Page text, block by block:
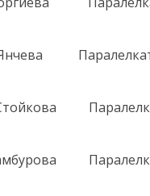
Янчева
Стойкова